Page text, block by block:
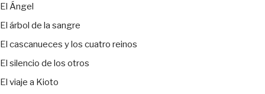
El Ángel
El árbol de la sangre
El cascanueces y los cuatro reinos
El silencio de los otros
El viaje a Kioto